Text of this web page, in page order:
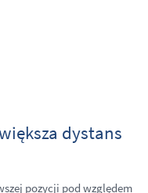
dystans
pozycji pod względem